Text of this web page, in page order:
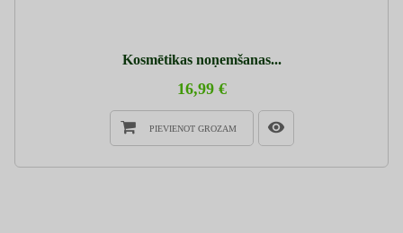
Kosmētikas noņemšanas...
16,99 €
PIEVIENOT GROZAM